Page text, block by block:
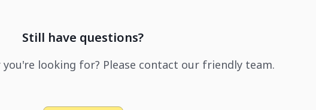
Still have questions?
looking for? Please contact our friendly team.